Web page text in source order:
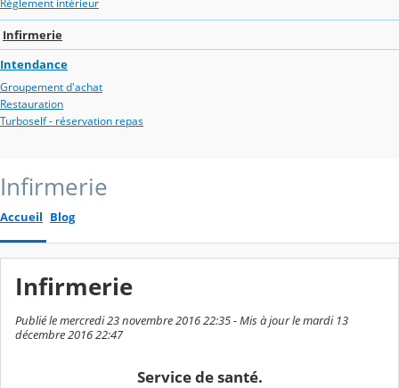
Règlement intérieur
Infirmerie
Intendance
Groupement d'achat
Restauration
Turboself - réservation repas
Infirmerie
Accueil Blog
Infirmerie
Publié le mercredi 23 novembre 2016 22:35 - Mis à jour le mardi 13
décembre 2016 22:47
Service de santé.